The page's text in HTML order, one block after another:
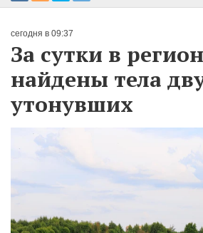
сегодня в 09:37
За сутки в
найдены тела
утонувших